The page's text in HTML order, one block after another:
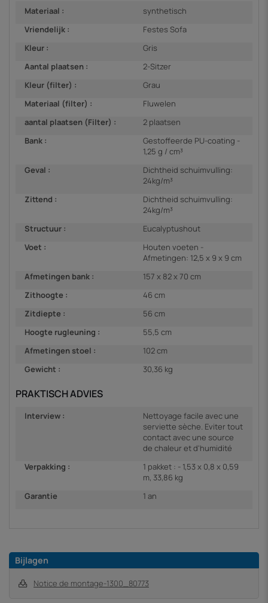
Materiaal :
synthetisch
Vriendelijk :
Festes Sofa
Kleur :
Gris
Aantal plaatsen :
2-Sitzer
Kleur (filter) :
Grau
Materiaal (filter) :
Fluwelen
aantal plaatsen (Filter) :
2 plaatsen
Bank :
Gestoffeerde PU-coating -
1,25 g / cm³
Geval :
Dichtheid schuimvulling:
24kg/m³
Zittend :
Dichtheid schuimvulling:
24kg/m³
Structuur :
Eucalyptushout
Voet :
Houten voeten -
Afmetingen: 12,5 x 9 x 9 cm
Afmetingen bank :
157 x 82 x 70 cm
Zithoogte :
46 cm
Zitdiepte :
56 cm
Hoogte rugleuning :
55,5 cm
Afmetingen stoel :
102 cm
Gewicht :
30,36 kg
PRAKTISCH ADVIES
Interview :
Nettoyage facile avec une
serviette sèche. Eviter tout
contact avec une source
de chaleur et d'humidité
Verpakking :
1 pakket : - 1,53 x 0,8 x 0,59
m, 33,86 kg
Garantie
1 an
Bijlagen
Notice de montage-1300_80773